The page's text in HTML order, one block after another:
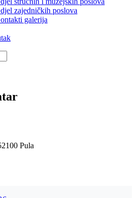
zajedničkih poslova
galerija
Pula